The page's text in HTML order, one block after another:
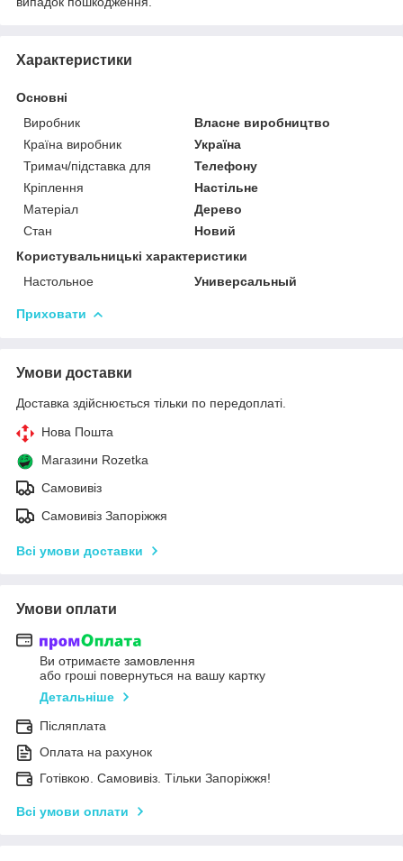
Характеристики
Основні
Виробник
Власне виробництво
Країна виробник
Україна
Тримач/підставка для
Телефону
Кріплення
Настільне
Матеріал
Дерево
Стан
Новий
Користувальницькі характеристики
Настольное
Универсальный
Приховати
Умови доставки
Доставка здійснюється тільки по передоплаті.
Нова Пошта
Магазини Rozetka
Самовивіз
Самовивіз Запоріжжя
Всі умови доставки
Умови оплати
Ви отримаєте замовлення
або гроші повернуться на вашу картку
Детальніше
Післяплата
Оплата на рахунок
Готівкою. Самовивіз. Тільки Запоріжжя!
Всі умови оплати